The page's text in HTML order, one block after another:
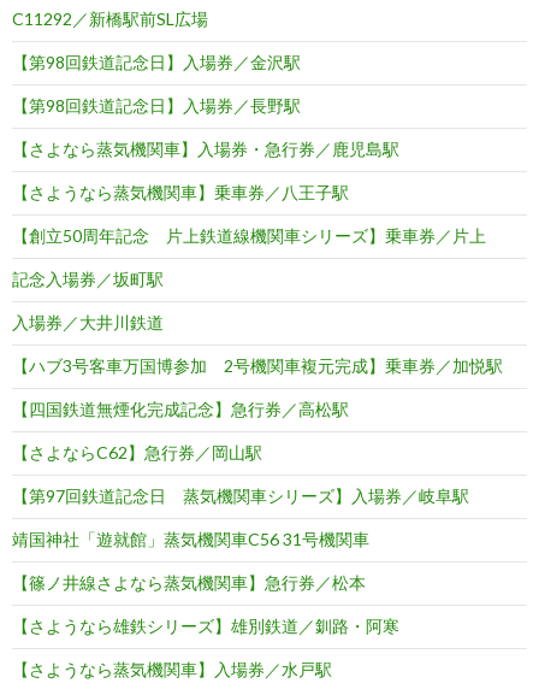
C11292／新橋駅前SL広場
【第98回鉄道記念日】入場券／金沢駅
【第98回鉄道記念日】入場券／長野駅
【さよなら蒸気機関車】入場券・急行券／鹿児島駅
【さようなら蒸気機関車】乗車券／八王子駅
【創立50周年記念 片上鉄道線機関車シリーズ】乗車券／片上
記念入場券／坂町駅
入場券／大井川鉄道
【ハブ3号客車万国博参加 2号機関車複元完成】乗車券／加悦駅
【四国鉄道無煙化完成記念】急行券／高松駅
【さよならC62】急行券／岡山駅
【第97回鉄道記念日 蒸気機関車シリーズ】入場券／岐阜駅
靖国神社「遊就館」蒸気機関車C56 31号機関車
【篠ノ井線さよなら蒸気機関車】急行券／松本
【さようなら雄鉄シリーズ】雄別鉄道／釧路・阿寒
【さようなら蒸気機関車】入場券／水戸駅